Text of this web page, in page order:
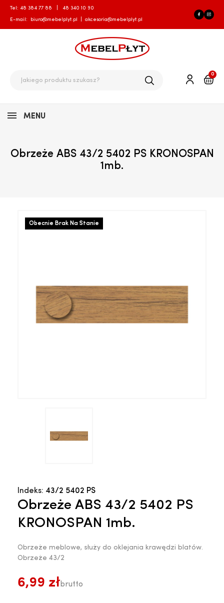
Tel: 48 384 77 88 48 340 10 90
E-mail: biuro@mebelplyt.pl akcesoria@mebelplyt.pl
0
MENU
Obrzeże ABS 43/2 5402 PS KRONOSPAN
1mb.
Obecnie Brak Na Stanie
Indeks: 43/2 5402 PS
Obrzeże ABS 43/2 5402 PS
KRONOSPAN 1mb.
Obrzeże meblowe, służy do oklejania krawędzi blatów.
Obrzeże 43/2
6,99 złbrutto